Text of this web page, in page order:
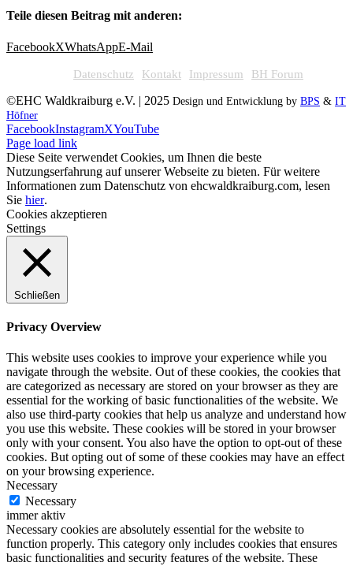
Teile diesen Beitrag mit anderen:
FacebookXWhatsAppE-Mail
Datenschutz Kontakt Impressum BH Forum
©EHC Waldkraiburg e.V. | 2025 Design und Entwicklung by BPS & IT
Höfner
FacebookInstagramXYouTube
Page load link
Diese Seite verwendet Cookies, um Ihnen die beste
Nutzungserfahrung auf unserer Webseite zu bieten. Für weitere
Informationen zum Datenschutz von ehcwaldkraiburg.com, lesen
Sie hier.
Cookies akzeptieren
Settings
Schließen
Privacy Overview
This website uses cookies to improve your experience while you
navigate through the website. Out of these cookies, the cookies that
are categorized as necessary are stored on your browser as they are
essential for the working of basic functionalities of the website. We
also use third-party cookies that help us analyze and understand how
you use this website. These cookies will be stored in your browser
only with your consent. You also have the option to opt-out of these
cookies. But opting out of some of these cookies may have an effect
on your browsing experience.
Necessary
Necessary
immer aktiv
Necessary cookies are absolutely essential for the website to
function properly. This category only includes cookies that ensures
basic functionalities and security features of the website. These